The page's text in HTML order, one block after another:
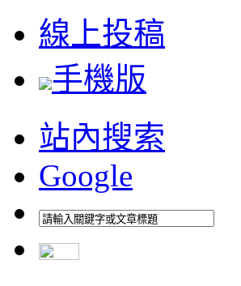
線上投稿
手機版
站內搜索
Google